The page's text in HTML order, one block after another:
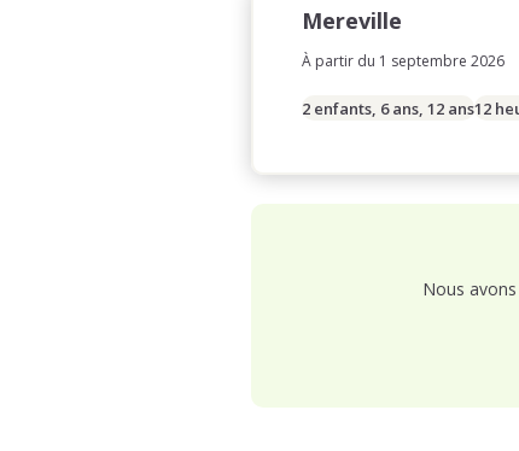
Mereville
À partir du 1 septembre 2026
2 enfants, 6 ans, 12 ans12
Nous